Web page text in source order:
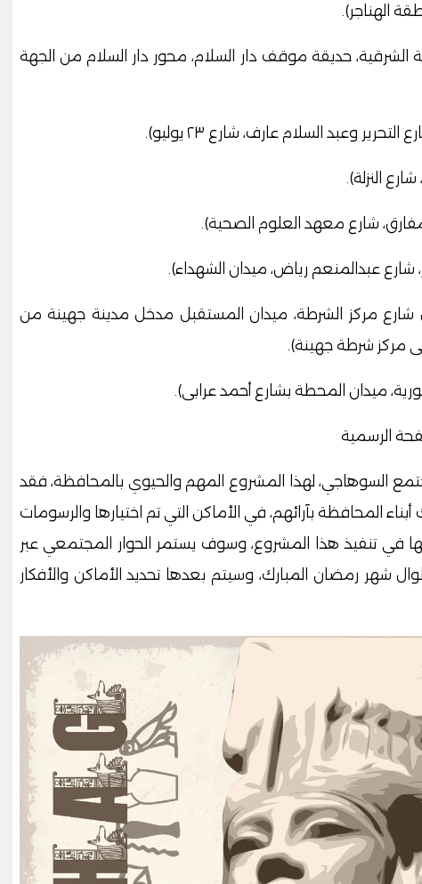
الهناجر).
الشرقية، حديقة موقف دار السلام، محور دار السلام من الجهة
وعبد السلام عارف، شارع ٢٣ يوليو).
النزلة).
شارع معهد العلوم الصحية).
شارع عبدالمنعم رياض، ميدان الشهداء).
شارع مركز الشرطة، ميدان المستقبل مدخل مدينة جهينة من
مركز شرطة جهينة).
ميدان المحطة بشارع أحمد عرابى).
الرسمية
السوهاجي، لهذا المشروع المهم والحيوي بالمحافظة، فقد
المحافظة بآرائهم، في الأماكن التي تم اختيارها والرسومات
بها في تنفيذ هذا المشروع، وسوف يستمر الحوار المجتمعي عبر
شهر رمضان المبارك، وسيتم بعدها تحديد الأماكن والأفكار